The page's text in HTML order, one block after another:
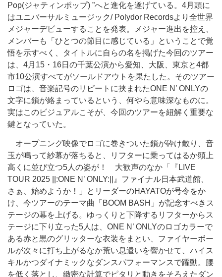
Pop(ジャティンポップ) ”へと進化を遂げている。4月頭に
はユニバーサルミュージック/ Polydor Recordsより全世界
メジャーデビューすることを発表。メジャー進出を控え、
メンバーも「ひとつの節目に感じている」ということで覚
悟を示すべく、タイトルに自らの名を掲げた今回のツアー
は、4月15・16日の千葉公演から愛知、大阪、東京と4都
市10公演すべてがソールドアウトを果たした。そのツアー
ロゴは、音楽記号のリピートに挟まれたONE N’ ONLYの
文字に鎖が絡まっているという、何やら意味深なものに。
実はこのビジュアルこそが、今回のツアーを紐解く重要な
鍵となっていた。
オープニング映像でロゴに巻きついた鎖が砕け散り、音
玉が鳴って紗幕が落ちると、リフターに乗ってはるか頭上
高くに並び立つ5人の姿が！ 大歓声のなか「『LIVE
TOUR 2025 ||:ONE N’ ONLY:||』ファイナル日本武道館、
さぁ、始めようか！」とリーダーのHAYATOが号令をか
け、今ツアーのテーマ曲「BOOM BASH」が記念すべきス
テージの幕を上げる。ゆっくりと下降するリフターからス
テージに下り立った5人は、ONE N’ ONLYのロゴカラーで
ある赤と黒のグリッターな衣装をまとい、ファイヤーボー
ルが次々に打ち上がるなか荒い息遣いを響かせて、ハイス
キルかつダイナミックなダンスパフォーマンスで躍動。腰
を低く落とし、緻密な計算でピタリと動きをそろえたダン